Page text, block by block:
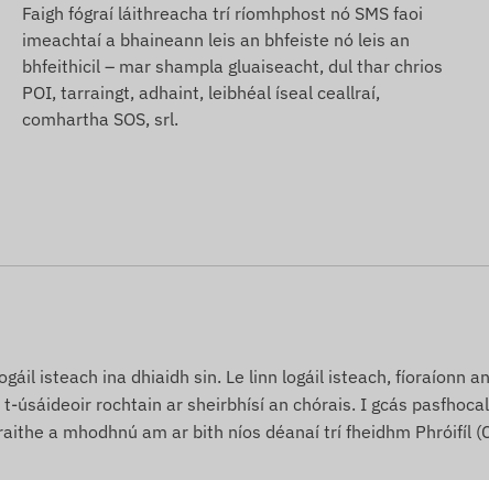
an monaróir an ceart paraiméadair
nuashonrú na n-adat fúthu seo ar ár suíomh
Faigh fógraí láithreacha trí ríomhphost nó SMS faoi
imeachtaí a bhaineann leis an bhfeiste nó leis an
bhfeithicil – mar shampla gluaiseacht, dul thar chrios
POI, tarraingt, adhaint, leibhéal íseal ceallraí,
comhartha SOS, srl.
isteach ina dhiaidh sin. Le linn logáil isteach, fíoraíonn
úsáideoir rochtain ar sheirbhísí an chórais. I gcás
a mhodhnú am ar bith níos déanaí trí fheidhm Phróifíl